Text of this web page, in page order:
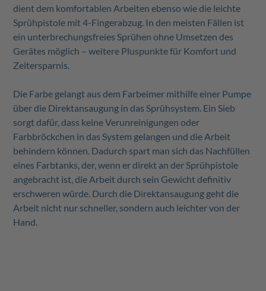
dient dem komfortablen Arbeiten ebenso wie die leichte
Sprühpistole mit 4-Fingerabzug. In den meisten Fällen ist
ein unterbrechungsfreies Sprühen ohne Umsetzen des
Gerätes möglich – weitere Pluspunkte für Komfort und
Zeitersparnis.
Die Farbe gelangt aus dem Farbeimer mithilfe einer Pumpe
über die Direktansaugung in das Sprühsystem. Ein Sieb
sorgt dafür, dass keine Verunreinigungen oder
Farbbröckchen in das System gelangen und die Arbeit
behindern können. Dadurch spart man sich das Nachfüllen
eines Farbtanks, der, wenn er direkt an der Sprühpistole
angebracht ist, die Arbeit durch sein Gewicht definitiv
erschweren würde. Durch die Direktansaugung geht die
Arbeit nicht nur schneller, sondern auch leichter von der
Hand.